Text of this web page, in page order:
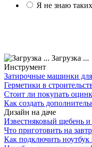
Я не знаю
Загрузка ...
Инструмент
Затирочные машинки
Герметики в
Стоит ли покупать
Как создать
Дизайн на даче
Известняковый щебень
Что приготовить на
Как подключить ноутбук